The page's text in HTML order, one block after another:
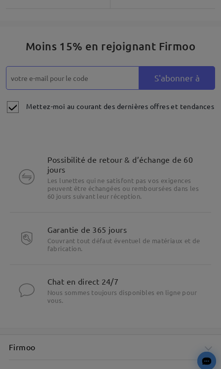
Moins 15% en rejoignant Firmoo
S'abonner à
Mettez-moi au courant des dernières offres et tendances
Possibilité de retour & d’échange de 60
jours
Les lunettes qui ne satisfont pas vos exigences
peuvent être échangées ou remboursées dans les
60 jours suivant leur réception.
Garantie de 365 jours
Couvrant tout défaut éventuel de matériaux et de
fabrication.
Chat en direct 24/7
Nous sommes toujours disponibles en ligne pour
vous.
Firmoo